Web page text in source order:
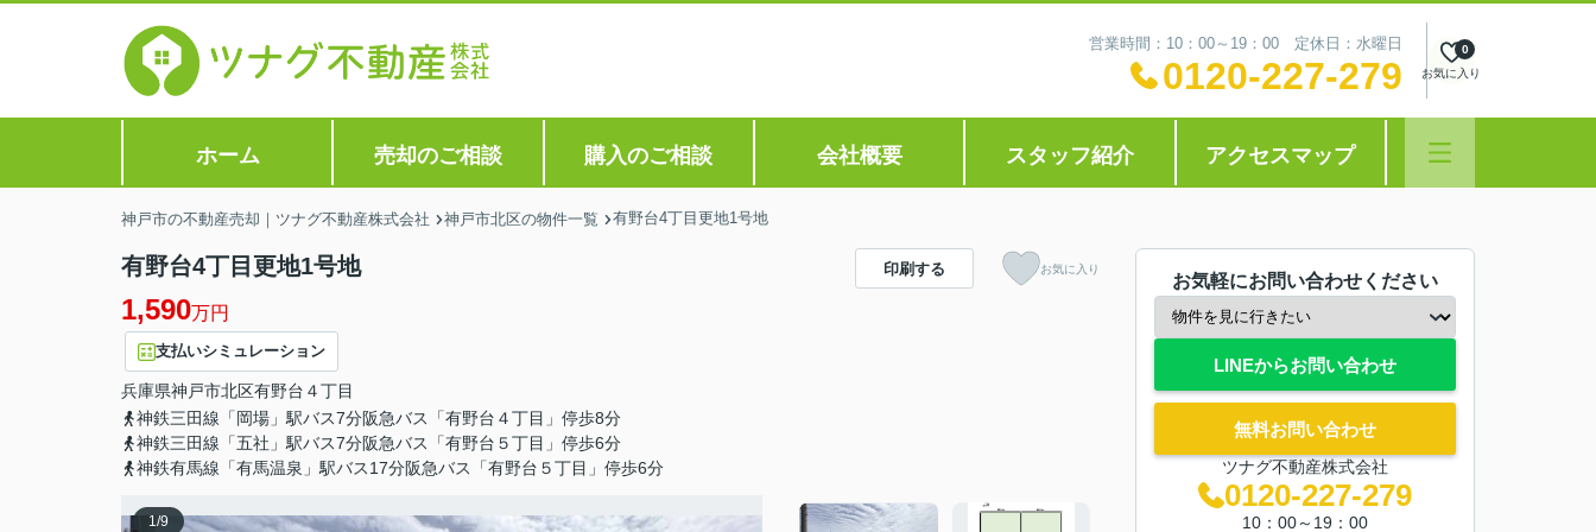
営業時間：10：00～19：00 定休日：水曜日
0120-227-279 お気に入り
0
ホーム 売却のご相談 購入のご相談 会社概要 スタッフ紹介 アクセスマップ
神戸市の不動産売却｜ツナグ不動産株式会社 神戸市北区の物件一覧 有野台4丁目更地1号地
有野台4丁目更地1号地
1,590万円
支払いシミュレーション
兵庫県神戸市北区有野台 ４丁目
神鉄三田線「岡場」駅バス7分阪急バス「有野台４丁目」停歩8分
神鉄三田線「五社」駅バス7分阪急バス「有野台５丁目」停歩6分
神鉄有馬線「有馬温泉」駅バス17分阪急バス「有野台５丁目」停歩6分
印刷する お気に入り
1/9
お気軽にお問い合わせください
LINEからお問い合わせ
無料お問い合わせ
ツナグ不動産株式会社
0120-227-279
10：00～19：00